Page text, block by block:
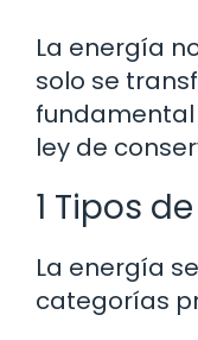
La energía
solo se
fundamental
ley de
1 Tipos
La energía
categorías